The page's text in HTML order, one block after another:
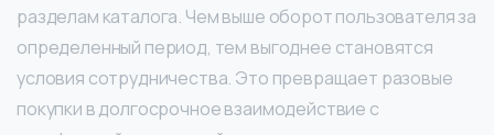
разделам каталога. Чем выше оборот пользователя за
определенный период, тем выгоднее становятся
условия сотрудничества. Это превращает разовые
покупки в долгосрочное взаимодействие с